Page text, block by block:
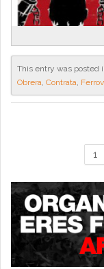
This entry was posted
Obrera Contrata
1